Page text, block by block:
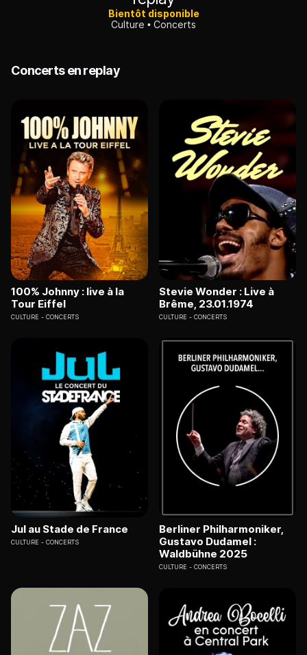
Bientôt disponible
Culture
Concerts
Concerts en replay
100% Johnny : live à la
Tour Eiffel
CULTURE CONCERTS
Stevie Wonder : Live à
Brême, 23.01.1974
CULTURE CONCERTS
Jul au Stade de France
CULTURE CONCERTS
Berliner Philharmoniker,
Gustavo Dudamel :
Waldbühne 2025
CULTURE CONCERTS